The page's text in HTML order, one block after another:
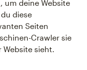
um deine Website
diese
Seiten
Crawler sie
Website sieht.